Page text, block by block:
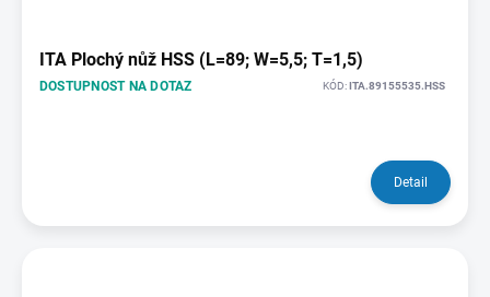
ITA Plochý nůž HSS (L=89; W=5,5; T=1,5)
DOSTUPNOST NA DOTAZ KÓD:ITA.89155535.HSS
Detail